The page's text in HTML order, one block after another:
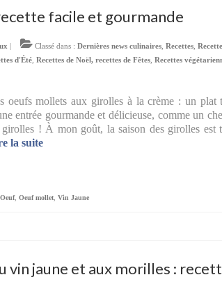
facile et gourmande
| Classé dans :Dernières news culinaires ,Recettes ,
d'Été ,Recettes de Noël, recettes de Fêtes ,Recettes
oeufs mollets aux girolles à la crème : un plat
entrée gourmande et délicieuse, comme un
girolles ! À mon goût, la saison des girolles est
la suite­­
,Oeuf,Oeuf mollet ,Vin Jaune
vin jaune et aux morilles :